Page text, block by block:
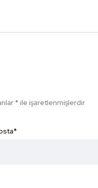
* ile işaretlenmişlerdir
*